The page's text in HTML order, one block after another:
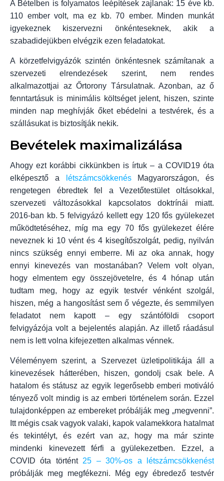
A Bételben is folyamatos leépítések zajlanak: 15 éve kb.
110 ember volt, ma ez kb. 70 ember. Minden munkát
igyekeznek kiszervezni önkénteseknek, akik a
szabadidejükben elvégzik ezen feladatokat.
A körzetfelvigyázók szintén önkéntesnek számítanak a
szervezeti elrendezések szerint, nem rendes
alkalmazottjai az Őrtorony Társulatnak. Azonban, az ő
fenntartásuk is minimális költséget jelent, hiszen, szinte
minden nap meghívják őket ebédelni a testvérek, és a
szállásukat is biztosítják nekik.
Bevételek maximalizálása
Ahogy ezt korábbi cikkünkben is írtuk – a COVID19 óta
elképesztő a
létszámcsökkenésMagyarországon, és
rengetegen ébredtek fel a Vezetőtestület oltásokkal,
szervezeti változásokkal kapcsolatos doktrínái miatt.
2016-ban kb. 5 felvigyázó kellett egy 120 fős gyülekezet
működtetéséhez, míg ma egy 70 fős gyülekezet élére
neveznek ki 10 vént és 4 kisegítőszolgát, pedig, nyilván
nincs szükség ennyi emberre. Mi az oka annak, hogy
ennyi kinevezés van mostanában? Velem volt olyan,
hogy elmentem egy összejövetelre, és 4 hónap után
tudtam meg, hogy az egyik testvér vénként szolgál,
hiszen, még a hangosítást sem ő végezte, és semmilyen
feladatot nem kapott – egy szántóföldi csoport
felvigyázója volt a bejelentés alapján. Az illető ráadásul
nem is lett volna kifejezetten alkalmas vénnek.
Véleményem szerint, a Szervezet üzletipolitikája áll a
kinevezések hátterében, hiszen, gondolj csak bele. A
hatalom és státusz az egyik legerősebb emberi motiváló
tényező volt mindig is az emberi történelem során. Ezzel
tulajdonképpen az embereket próbálják meg „megvenni”.
Itt mégis csak vagyok valaki, kapok valamekkora hatalmat
és tekintélyt, és ezért van az, hogy ma már szinte
mindenki kinevezett férfi a gyülekezetben. Ezzel, a
COVID óta történt25 – 30%-os a létszámcsökkenést
próbálják meg megfékezni. Még egy ébredező testvér